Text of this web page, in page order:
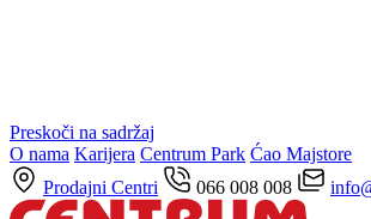
Preskoči na sadržaj
O nama Karijera Centrum Park Ćao Majstore
Prodajni Centri
066 008 008